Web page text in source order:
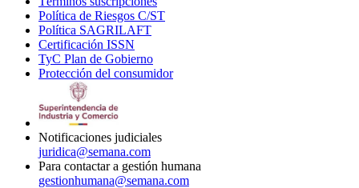
window
in
Política de Riesgos C/ST
Política SAGRILAFT
new
window
Certificación ISSN
in
new
TyC Plan de Gobierno
in
Protección del consumidorOpens
Notificaciones judiciales
juridica@semana.com
Para contactar a gestión humana
gestionhumana@semana.com